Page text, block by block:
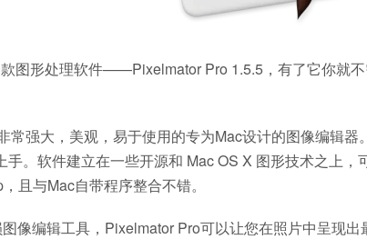
图形处理软件——Pixelmator Pro 1.5.5，有了它你就
常强大，美观，易于使用的专为Mac设计的图像编辑
手。软件建立在一些开源和 Mac OS X 图形技术之上
且与Mac自带程序整合不错。
像编辑工具，Pixelmator Pro可以让您在照片中呈现